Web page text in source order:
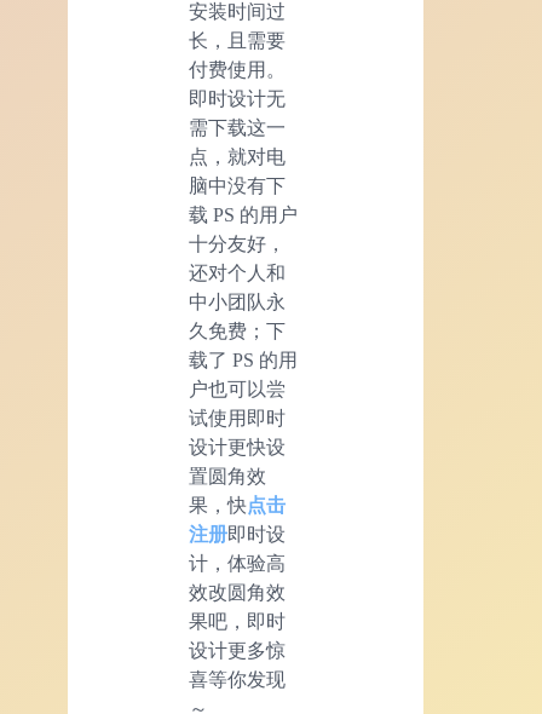
安装时间过
长，且需要
付费使用。
即时设计无
需下载这一
点，就对电
脑中没有下
载 PS 的用户
十分友好，
还对个人和
中小团队永
久免费；下
载了 PS 的用
户也可以尝
试使用即时
设计更快设
置圆角效
果，快点击
注册即时设
计，体验高
效改圆角效
果吧，即时
设计更多惊
喜等你发现
～